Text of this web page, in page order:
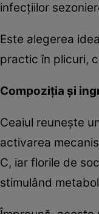
infecțiilor
Este alegerea
practic în plicuri,
Compoziția și
Ceaiul reunește
activarea
C, iar florile de
stimulând